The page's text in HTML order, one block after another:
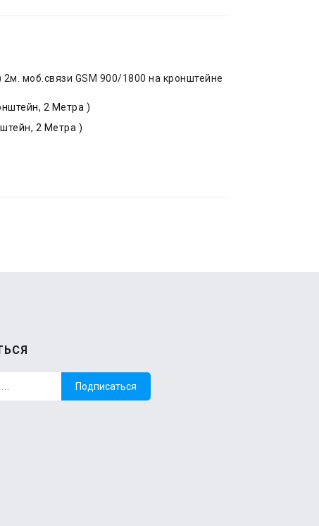
моб.связи GSM 900/1800 на кронштейне
2 Метра )
2 Метра )
Подписаться